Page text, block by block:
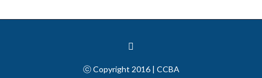
ⓒ Copyright 2016 | CCBA